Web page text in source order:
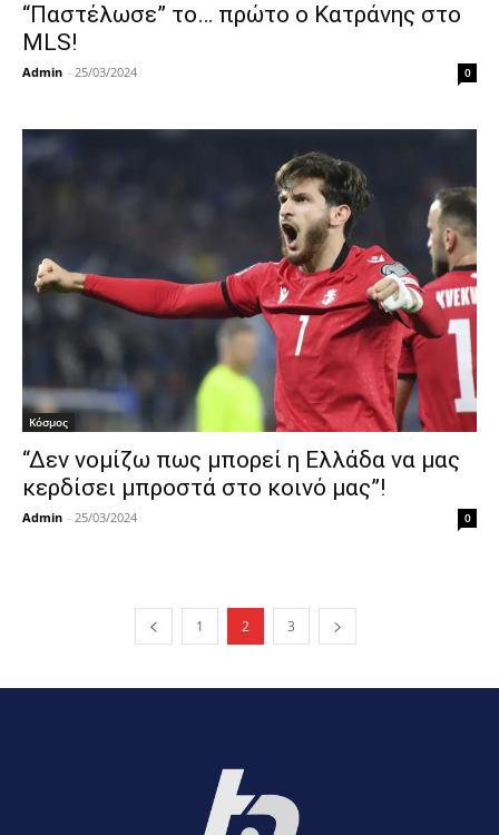
“Παστέλωσε” το… πρώτο ο Κατράνης στο
MLS!
Admin - 25/03/2024 0
Κόσμος
“Δεν νομίζω πως μπορεί η Ελλάδα να μας
κερδίσει μπροστά στο κοινό μας”!
Admin - 25/03/2024 0
1 2 3